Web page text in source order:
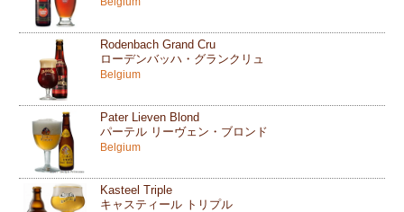
Rodenbach Grand Cru
ローデンバッハ・グランクリュ
Belgium
Pater Lieven Blond
パーテル リーヴェン・ブロンド
Belgium
Kasteel Triple
キャスティール トリプル